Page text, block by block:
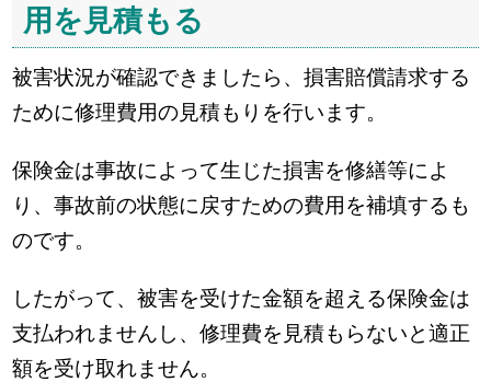
用を見積もる
被害状況が確認できましたら、損害賠償請求する
ために修理費用の見積もりを行います。
保険金は事故によって生じた損害を修繕等によ
り、事故前の状態に戻すための費用を補填するも
のです。
したがって、被害を受けた金額を超える保険金は
支払われませんし、修理費を見積もらないと適正
額を受け取れません。